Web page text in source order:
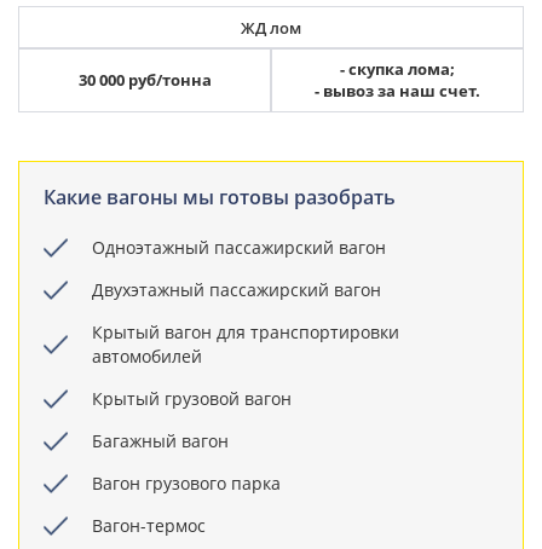
ЖД лом
30 000 руб/тонна
- скупка лома;
- вывоз за наш счет.
Какие вагоны мы готовы разобрать
Одноэтажный пассажирский вагон
Двухэтажный пассажирский вагон
Крытый вагон для транспортировки
автомобилей
Крытый грузовой вагон
Багажный вагон
Вагон грузового парка
Вагон-термос